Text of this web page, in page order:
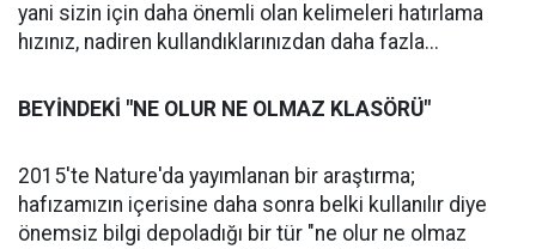
yani sizin için daha önemli olan kelimeleri hatırlama
hızınız, nadiren kullandıklarınızdan daha fazla...
BEYİNDEKİ "NE OLUR NE OLMAZ KLASÖRÜ"
2015'te Nature'da yayımlanan bir araştırma;
hafızamızın içerisine daha sonra belki kullanılır diye
önemsiz bilgi depoladığı bir tür "ne olur ne olmaz